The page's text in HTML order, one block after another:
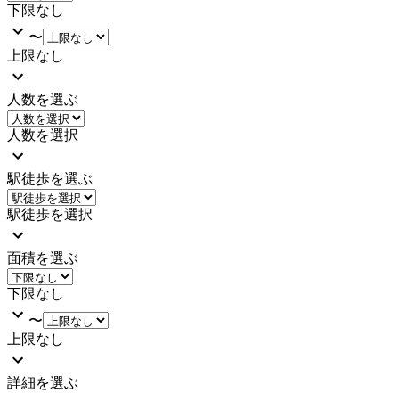
下限なし
〜
上限なし
人数を選ぶ
人数を選択
駅徒歩を選ぶ
駅徒歩を選択
面積を選ぶ
下限なし
〜
上限なし
詳細を選ぶ